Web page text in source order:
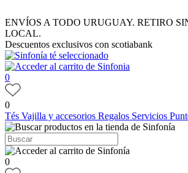
ENVÍOS A TODO URUGUAY. RETIRO
LOCAL.
Descuentos exclusivos con scotiabank
0
0
Tés Vajilla y accesorios Regalos Servicios
0